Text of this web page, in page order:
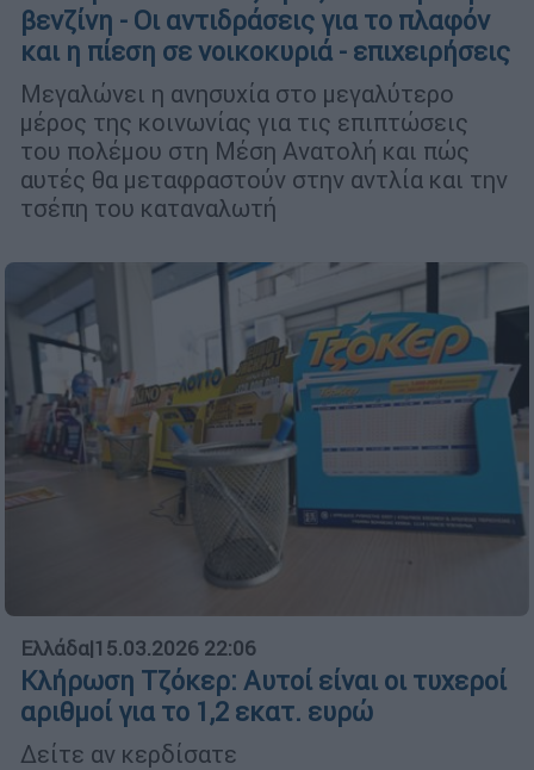
βενζίνη - Οι αντιδράσεις για το πλαφόν
και η πίεση σε νοικοκυριά - επιχειρήσεις
Μεγαλώνει η ανησυχία στο μεγαλύτερο
μέρος της κοινωνίας για τις επιπτώσεις
του πολέμου στη Μέση Ανατολή και πώς
αυτές θα μεταφραστούν στην αντλία και την
τσέπη του καταναλωτή
Ελλάδα|15.03.2026 22:06
Κλήρωση Τζόκερ: Αυτοί είναι οι τυχεροί
αριθμοί για το 1,2 εκατ. ευρώ
Δείτε αν κερδίσατε